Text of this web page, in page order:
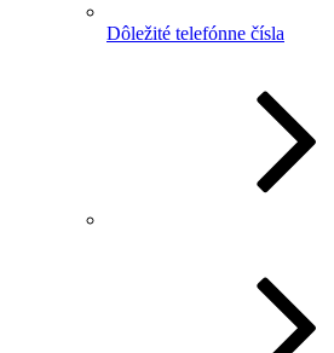
Dôležité telefónne čísla